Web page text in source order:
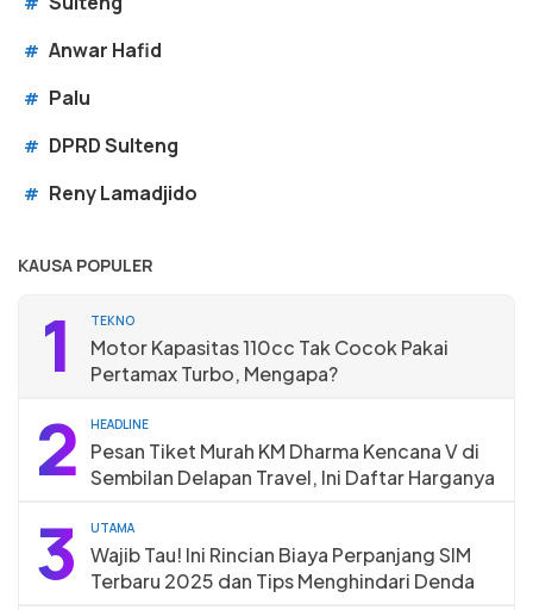
# Anwar Hafid
# Palu
# DPRD Sulteng
# Reny Lamadjido
KAUSA POPULER
1 TEKNO
Motor Kapasitas 110cc Tak Cocok Pakai
Pertamax Turbo, Mengapa?
2 HEADLINE
Pesan Tiket Murah KM Dharma Kencana V di
Sembilan Delapan Travel, Ini Daftar Harganya
3 UTAMA
Wajib Tau! Ini Rincian Biaya Perpanjang SIM
Terbaru 2025 dan Tips Menghindari Denda